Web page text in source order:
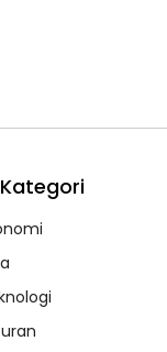
Kategori